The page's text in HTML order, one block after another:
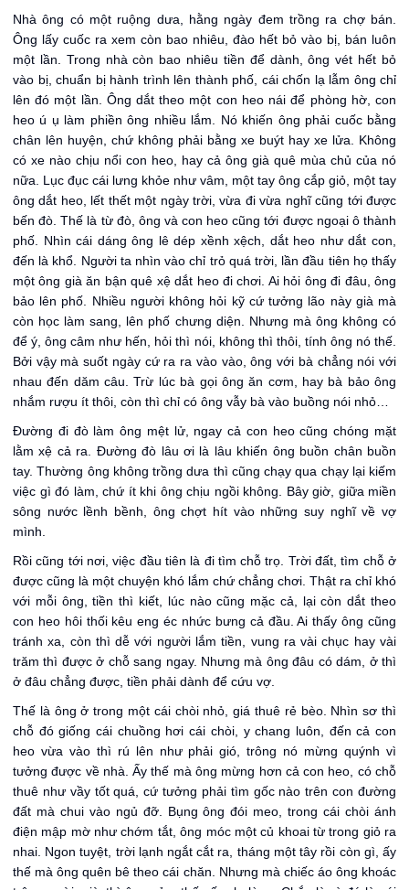
Nhà ông có một ruộng dưa, hằng ngày đem trồng ra chợ bán.
Ông lấy cuốc ra xem còn bao nhiêu, đào hết bỏ vào bị, bán luôn
một lần. Trong nhà còn bao nhiêu tiền để dành, ông vét hết bỏ
vào bị, chuẩn bị hành trình lên thành phố, cái chốn lạ lẫm ông chỉ
lên đó một lần. Ông dắt theo một con heo nái để phòng hờ, con
heo ú ụ làm phiền ông nhiều lắm. Nó khiến ông phải cuốc bằng
chân lên huyện, chứ không phải bằng xe buýt hay xe lửa. Không
có xe nào chịu nổi con heo, hay cả ông già quê mùa chủ của nó
nữa. Lục đục cái lưng khỏe như vâm, một tay ông cắp giỏ, một tay
ông dắt heo, lết thết một ngày trời, vừa đi vừa nghĩ cũng tới được
bến đò. Thế là từ đò, ông và con heo cũng tới được ngoại ô thành
phố. Nhìn cái dáng ông lê dép xềnh xệch, dắt heo như dắt con,
đến là khổ. Người ta nhìn vào chỉ trỏ quá trời, lần đầu tiên họ thấy
một ông già ăn bận quê xệ dắt heo đi chơi. Ai hỏi ông đi đâu, ông
bảo lên phố. Nhiều người không hỏi kỹ cứ tưởng lão này già mà
còn học làm sang, lên phố chưng diện. Nhưng mà ông không có
để ý, ông câm như hến, hỏi thì nói, không thì thôi, tính ông nó thế.
Bởi vậy mà suốt ngày cứ ra ra vào vào, ông với bà chẳng nói với
nhau đến dăm câu. Trừ lúc bà gọi ông ăn cơm, hay bà bảo ông
nhắm rượu ít thôi, còn thì chỉ có ông vẫy bà vào buồng nói nhỏ…
Đường đi đò làm ông mệt lử, ngay cả con heo cũng chóng mặt
lằm xệ cả ra. Đường đò lâu ơi là lâu khiến ông buồn chân buồn
tay. Thường ông không trồng dưa thì cũng chạy qua chạy lại kiếm
việc gì đó làm, chứ ít khi ông chịu ngồi không. Bây giờ, giữa miền
sông nước lềnh bềnh, ông chợt hít vào những suy nghĩ về vợ
mình.
Rồi cũng tới nơi, việc đầu tiên là đi tìm chỗ trọ. Trời đất, tìm chỗ ở
được cũng là một chuyện khó lắm chứ chẳng chơi. Thật ra chỉ khó
với mỗi ông, tiền thì kiết, lúc nào cũng mặc cả, lại còn dắt theo
con heo hôi thối kêu eng éc nhức bưng cả đầu. Ai thấy ông cũng
tránh xa, còn thì dễ với người lắm tiền, vung ra vài chục hay vài
trăm thì được ở chỗ sang ngay. Nhưng mà ông đâu có dám, ở thì
ở đâu chẳng được, tiền phải dành để cứu vợ.
Thế là ông ở trong một cái chòi nhỏ, giá thuê rẻ bèo. Nhìn sơ thì
chỗ đó giống cái chuồng hơi cái chòi, y chang luôn, đến cả con
heo vừa vào thì rú lên như phải gió, trông nó mừng quýnh vì
tưởng được về nhà. Ấy thế mà ông mừng hơn cả con heo, có chỗ
thuê như vầy tốt quá, cứ tưởng phải tìm gốc nào trên con đường
đất mà chui vào ngủ đỡ. Bụng ông đói meo, trong cái chòi ánh
điện mập mờ như chớm tắt, ông móc một củ khoai từ trong giỏ ra
nhai. Ngon tuyệt, trời lạnh ngắt cắt ra, tháng một tây rồi còn gì, ấy
thế mà ông quên bê theo cái chăn. Nhưng mà chiếc áo ông khoác